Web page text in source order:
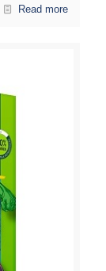
Read more